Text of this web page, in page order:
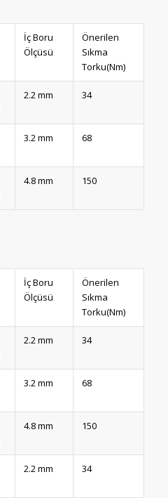
İç Boru
Ölçüsü
Önerilen
Sıkma
Torku(Nm)
2.2 mm 34
3.2 mm 68
4.8 mm 150
İç Boru
Ölçüsü
Önerilen
Sıkma
Torku(Nm)
2.2 mm 34
3.2 mm 68
4.8 mm 150
2.2 mm 34